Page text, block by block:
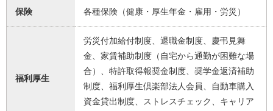
保険 各種保険（健康・厚生年金・雇用・労災）
福利厚生
労災付加給付制度、退職金制度、慶弔見舞
金、家賃補助制度（自宅から通勤が困難な場
合）、特許取得報奨金制度、奨学金返済補助
制度、福利厚生倶楽部法人会員、自動車購入
資金貸出制度、ストレスチェック、キャリア